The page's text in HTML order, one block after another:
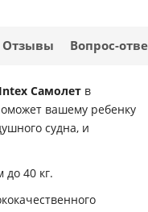
Отзывы Вопрос-
Самолет в
вашему ребенку
судна, и
до 40 кг.